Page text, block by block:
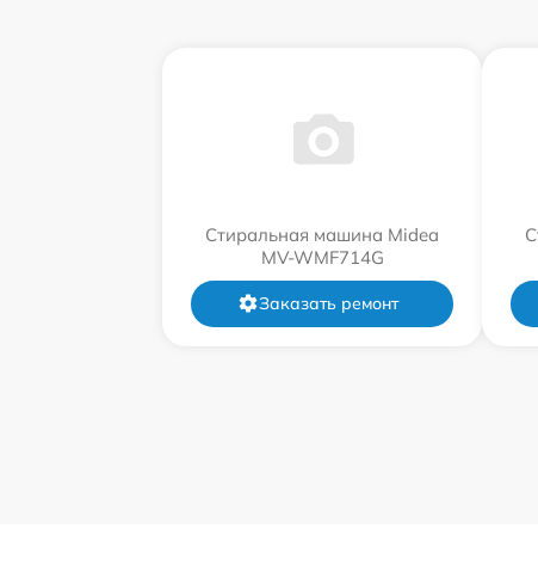
Стиральная машина Midea
MV-WMF714G
Заказать ремонт